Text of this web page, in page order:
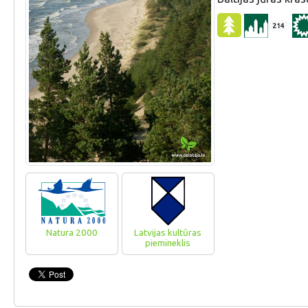
Natura 2000
Latvijas kultūras
piemineklis
214